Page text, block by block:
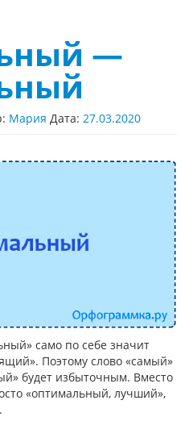
—
Мария Дата: 27.03.2020
само по себе значит
Поэтому слово «самый»
будет избыточным. Вместо
«оптимальный, лучший»,